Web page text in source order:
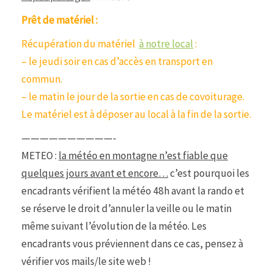
Prêt de matériel :
Récupération du matériel à notre local:
– le jeudi soir en cas d’accès en transport en
commun.
– le matin le jour de la sortie en cas de covoiturage.
Le matériel est à déposer au local à la fin de la sortie.
——————————-
METEO : la météo en montagne n’est fiable que
quelques jours avant et encore…c’est pourquoi les
encadrants vérifient la météo 48h avant la rando et
se réserve le droit d’annuler la veille ou le matin
même suivant l’évolution de la météo. Les
encadrants vous préviennent dans ce cas, pensez à
vérifier vos mails/le site web !